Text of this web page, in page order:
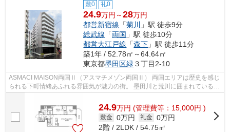
敷0 礼0
24.9万円～28万円
都営新宿線 「菊川
」駅 徒歩9分
総武線 「両国 」駅 徒歩10分
都営大江戸線 「森下 」駅 徒歩11分
築1年 / 52.78㎡～64.64㎡
東京都墨田区緑３丁目2-10
ASMACI MAISON両国Ⅱ（アスマチメゾン両国Ⅱ） 両国エリアは歴史を感じ
られる下町情緒あふれる雰囲気が魅力の街。 墨田川と荒川に囲まれているた
24.9万円 (管理費等：15,000円 )
敷金 0万円 礼金 0万円
2階 / 2LDK / 54.75㎡